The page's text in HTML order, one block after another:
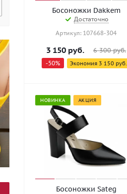
Босоножки Dakkem
Достаточно
Артикул: 107668-304
3 150 руб. 6 300руб.
-50% Экономия 3 150 руб.
НОВИНКА АКЦИЯ
Босоножки Sateg